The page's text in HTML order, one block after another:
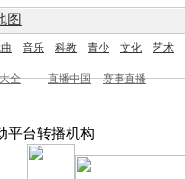
图
音乐 科教 青少 文化 艺术
全 直播中国
赛事直播
平台转播机构